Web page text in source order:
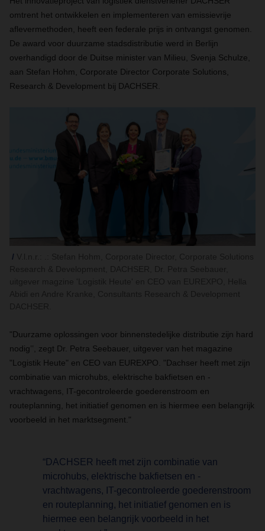
omtrent het ontwikkelen en implementeren van emissievrije
aflevermethoden, heeft een federale prijs in ontvangst genomen.
De award voor duurzame stadsdistributie werd in Berlijn
overhandigd door de Duitse minister van Milieu, Svenja Schulze,
aan Stefan Hohm, Corporate Director Corporate Solutions,
Research & Development bij DACHSER.
"Duurzame oplossingen voor binnenstedelijke distributie zijn hard
nodig’’, zegt Dr. Petra Seebauer, uitgever van het magazine
"Logistik Heute" en CEO van EUREXPO. "Dachser heeft met zijn
combinatie van microhubs, elektrische bakfietsen en -
vrachtwagens, IT-gecontroleerde goederenstroom en
routeplanning, het initiatief genomen en is hiermee een belangrijk
voorbeeld in het marktsegment."
“DACHSER heeft met zijn combinatie van
microhubs, elektrische bakfietsen en -
vrachtwagens, IT-gecontroleerde goederenstroom
en routeplanning, het initiatief genomen en is
hiermee een belangrijk voorbeeld in het